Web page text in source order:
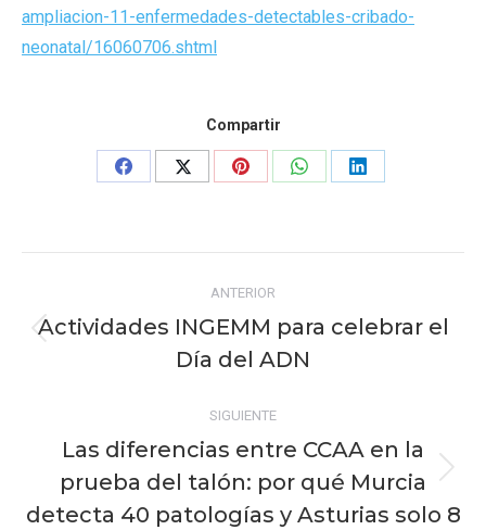
ampliacion-11-enfermedades-detectables-cribado-
neonatal/16060706.shtml
Compartir
Share
Share
Share
Share
Share
entre
publicaciones
ANTERIOR
Publicación
anterior:
Actividades INGEMM para celebrar el
Día del ADN
SIGUIENTE
Publicación
siguiente:
Las diferencias entre CCAA en la
prueba del talón: por qué Murcia
detecta 40 patologías y Asturias solo 8